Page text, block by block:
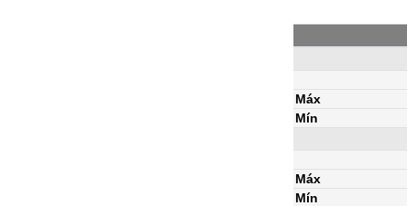
Máx
Mín
Máx
Mín